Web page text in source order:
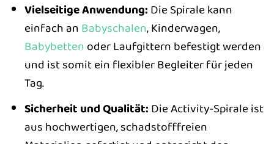
Vielseitige Anwendung: Die Spirale kann
einfach an Babyschalen, Kinderwagen,
Babybetten oder Laufgittern befestigt werden
und ist somit ein flexibler Begleiter für jeden
Tag.
Sicherheit und Qualität: Die Activity-Spirale ist
aus hochwertigen, schadstofffreien